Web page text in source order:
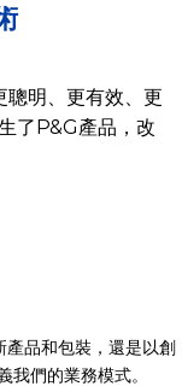
聰明、更有效、更
了P&G產品，改
品和包裝，還是以創
們的業務模式。